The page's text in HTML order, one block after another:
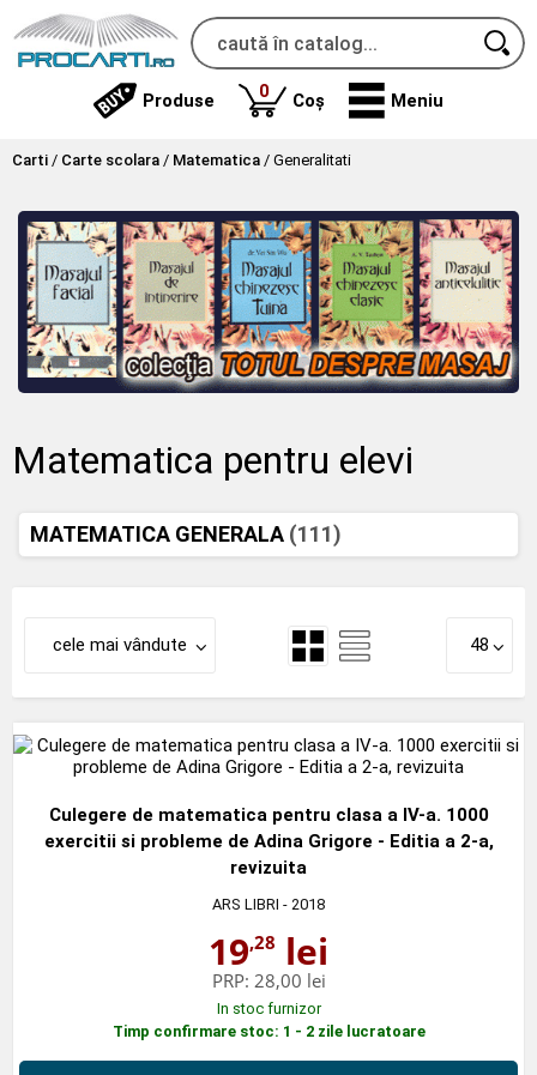
Produse 0produse
Coș Meniu
Carti / Carte scolara / Matematica / Generalitati
Matematica pentru elevi
MATEMATICA GENERALA (111)
cele mai vândute 48
Culegere de matematica pentru clasa a IV-a. 1000
exercitii si probleme de Adina Grigore - Editia a 2-a,
revizuita
ARS LIBRI - 2018
19,28 lei
PRP: 28,00 lei
In stoc furnizor
Timp confirmare stoc: 1 - 2 zile lucratoare